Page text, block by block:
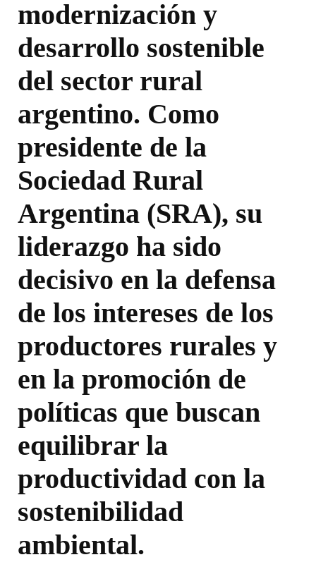
modernización y
desarrollo sostenible
del sector rural
argentino. Como
presidente de la
Sociedad Rural
Argentina (SRA), su
liderazgo ha sido
decisivo en la defensa
de los intereses de los
productores rurales y
en la promoción de
políticas que buscan
equilibrar la
productividad con la
sostenibilidad
ambiental.